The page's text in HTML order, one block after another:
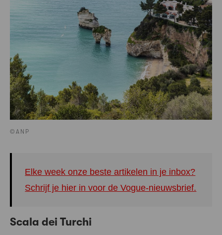
©ANP
Elke week onze beste artikelen in je inbox?
Schrijf je hier in voor de Vogue-nieuwsbrief.
Scala dei Turchi